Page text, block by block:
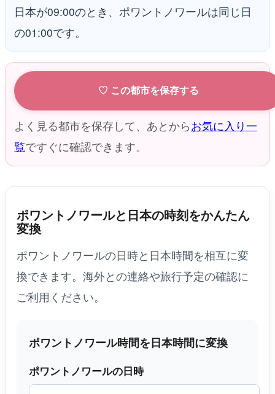
日本が09:00のとき、ポワントノワールは同じ日
の01:00です。
♡ この都市を保存する
よく見る都市を保存して、あとからお気に入り一
覧ですぐに確認できます。
ポワントノワールと日本の時刻をかんたん
変換
ポワントノワールの日時と日本時間を相互に変
換できます。海外との連絡や旅行予定の確認に
ご利用ください。
ポワントノワール時間を日本時間に変換
ポワントノワールの日時